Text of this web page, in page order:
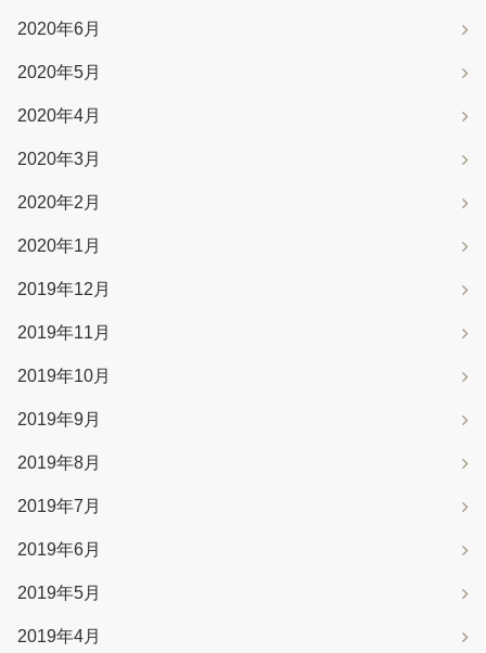
2020年6月
2020年5月
2020年4月
2020年3月
2020年2月
2020年1月
2019年12月
2019年11月
2019年10月
2019年9月
2019年8月
2019年7月
2019年6月
2019年5月
2019年4月